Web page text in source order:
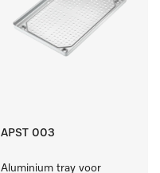
APST 003
Aluminium tray voor